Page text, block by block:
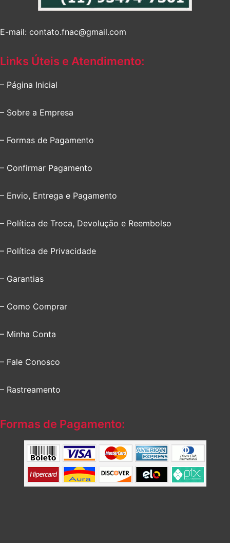
E-mail: contato.fnac@gmail.com
Links Úteis e Atendimento:
– Página Inicial
– Sobre a Empresa
– Formas de Pagamento
– Confirmar Pagamento
– Envio, Entrega e Pagamento
– Política de Troca, Devolução e Reembolso
– Política de Privacidade
– Garantias
– Como Comprar
– Minha Conta
– Fale Conosco
– Rastreamento
Formas de Pagamento: